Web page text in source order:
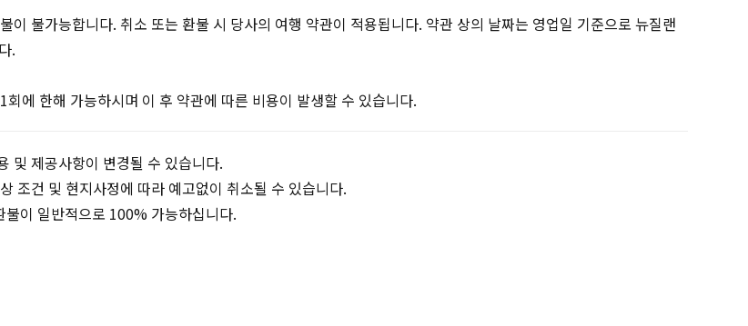
이 불가능합니다. 취소 또는 환불 시 당사의 여행 약관이 적용됩니다. 약관 상의 날짜는 영업일 기준으로 뉴질랜
.
회에 한해 가능하시며 이 후 약관에 따른 비용이 발생할 수 있습니다.
및 제공사항이 변경될 수 있습니다.
조건 및 현지사정에 따라 예고없이 취소될 수 있습니다.
불이 일반적으로 100% 가능하십니다.